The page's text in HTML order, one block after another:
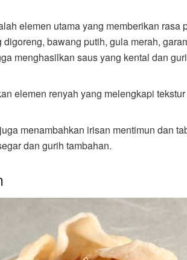
elemen utama yang memberikan rasa
digoreng, bawang putih, gula merah,
menghasilkan saus yang kental dan
elemen renyah yang melengkapi
menambahkan irisan mentimun dan
dan gurih tambahan.